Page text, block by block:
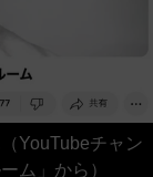
YouTubeチャン
ム」から）